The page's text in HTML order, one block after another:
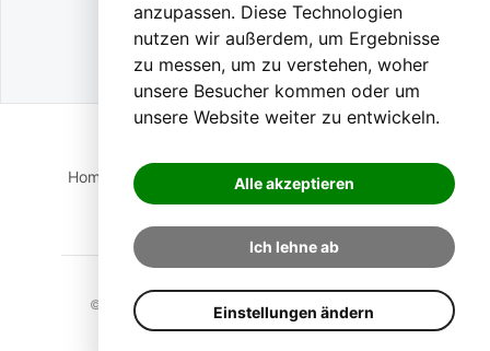
anzupassen. Diese Technologien
nutzen wir außerdem, um Ergebnisse
zu messen, um zu verstehen, woher
unsere Besucher kommen oder um
unsere Website weiter zu entwickeln.
Alle akzeptieren
Ich lehne ab
Einstellungen ändern
Auf BLO24.at werben?
+43 (0)664 2226600
Home Suche Login Impressum
Datenschutz
© 2023 BLO24.at – Bezirk Liezen Online |